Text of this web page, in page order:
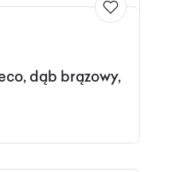
dąb brązowy,